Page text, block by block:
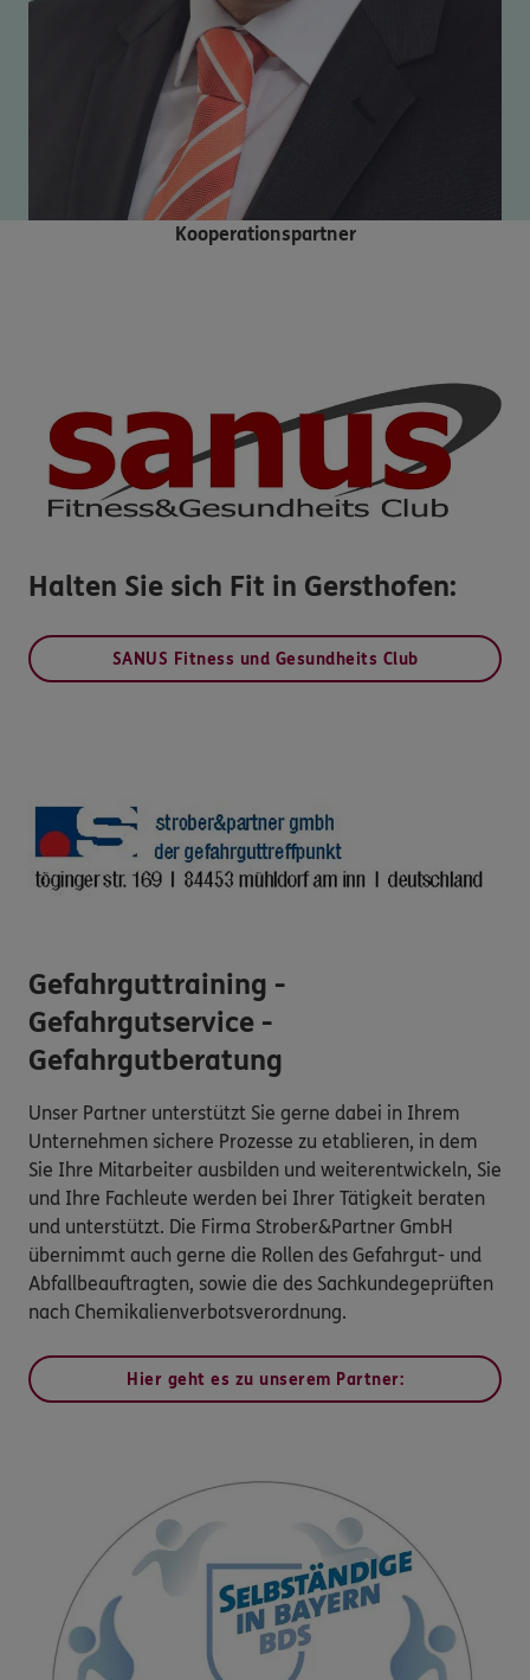
Kooperationspartner
Halten Sie sich Fit in Gersthofen:
SANUS Fitness und Gesundheits Club
Gefahrguttraining -
Gefahrgutservice -
Gefahrgutberatung
Unser Partner unterstützt Sie gerne dabei in Ihrem
Unternehmen sichere Prozesse zu etablieren, in dem
Sie Ihre Mitarbeiter ausbilden und weiterentwickeln, Sie
und Ihre Fachleute werden bei Ihrer Tätigkeit beraten
und unterstützt. Die Firma Strober&Partner GmbH
übernimmt auch gerne die Rollen des Gefahrgut- und
Abfallbeauftragten, sowie die des Sachkundegeprüften
nach Chemikalienverbotsverordnung.
Hier geht es zu unserem Partner: